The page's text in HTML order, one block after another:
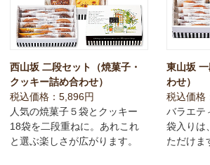
西山坂 二段セット（焼菓子・
クッキー詰め合わせ）
税込価格：5,896円
人気の焼菓子５袋とクッキー
18袋を二段重ねに。あれこれ
と選ぶ楽しさが広がります。
東山坂
わせ）
税込価格
バラエテ
袋入りは
ただけま